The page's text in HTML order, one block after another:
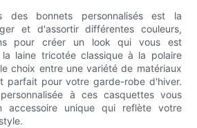
des bonnets personnalisés est la
et d'assortir différentes couleurs,
pour créer un look qui vous est
laine tricotée classique à la polaire
choix entre une variété de matériaux
parfait pour votre garde-robe d'hiver.
à ces casquettes vous
accessoire unique qui reflète votre